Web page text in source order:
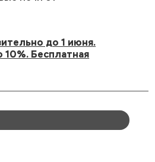
до 1 июня.
Бесплатная